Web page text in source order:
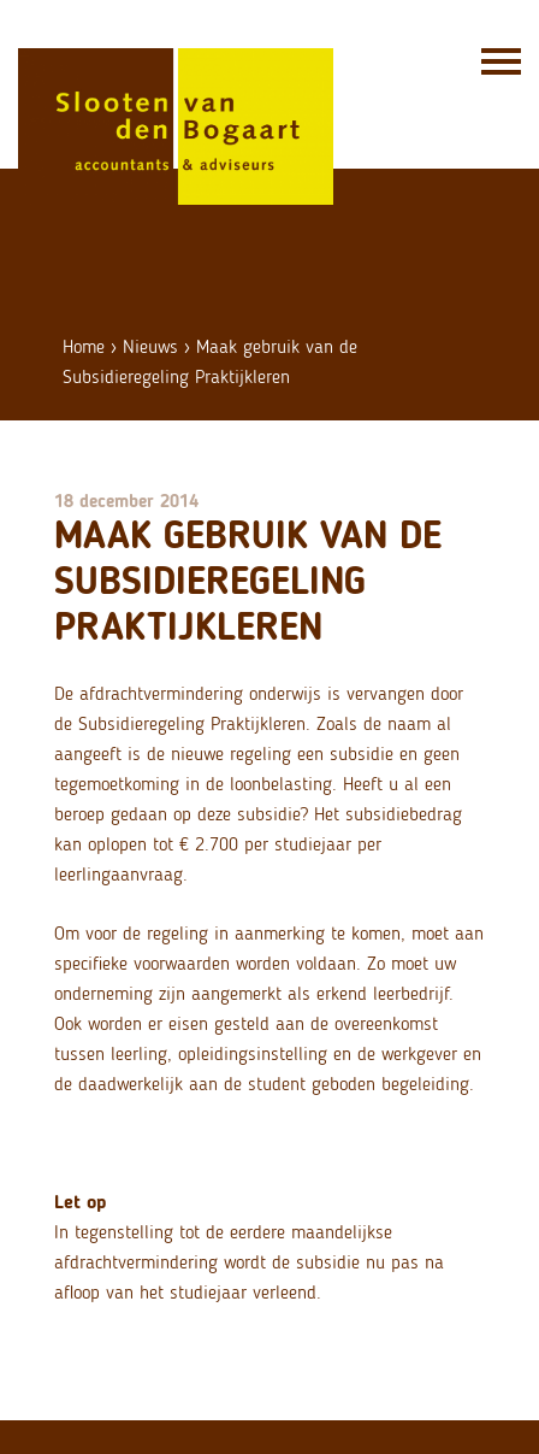
Home › Nieuws › Maak gebruik van de
Subsidieregeling Praktijkleren
18 december 2014
MAAK GEBRUIK VAN DE
SUBSIDIEREGELING
PRAKTIJKLEREN
De afdrachtvermindering onderwijs is vervangen door
de Subsidieregeling Praktijkleren. Zoals de naam al
aangeeft is de nieuwe regeling een subsidie en geen
tegemoetkoming in de loonbelasting. Heeft u al een
beroep gedaan op deze subsidie? Het subsidiebedrag
kan oplopen tot € 2.700 per studiejaar per
leerlingaanvraag.
Om voor de regeling in aanmerking te komen, moet aan
specifieke voorwaarden worden voldaan. Zo moet uw
onderneming zijn aangemerkt als erkend leerbedrijf.
Ook worden er eisen gesteld aan de overeenkomst
tussen leerling, opleidingsinstelling en de werkgever en
de daadwerkelijk aan de student geboden begeleiding.
Let op
In tegenstelling tot de eerdere maandelijkse
afdrachtvermindering wordt de subsidie nu pas na
afloop van het studiejaar verleend.